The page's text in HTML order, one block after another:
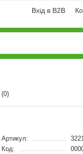
Вхід в B2B
(0)
Артикул:
Код: